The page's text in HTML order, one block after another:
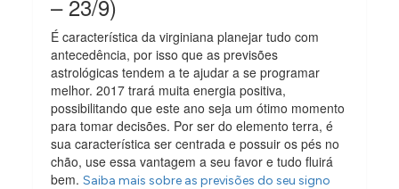
– 23/9)
É característica da virginiana planejar tudo com
antecedência, por isso que as previsões
astrológicas tendem a te ajudar a se programar
melhor. 2017 trará muita energia positiva,
possibilitando que este ano seja um ótimo momento
para tomar decisões. Por ser do elemento terra, é
sua característica ser centrada e possuir os pés no
chão, use essa vantagem a seu favor e tudo fluirá
bem.Saiba mais sobre as previsões do seu signo